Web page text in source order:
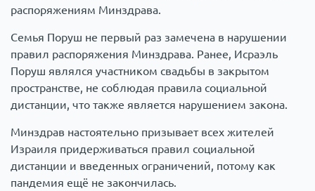
распоряжениям Минздрава.
Семья Поруш не первый раз замечена в нарушении
правил распоряжения Минздрава. Ранее, Исраэль
Поруш являлся участником свадьбы в закрытом
пространстве, не соблюдая правила социальной
дистанции, что также является нарушением закона.
Минздрав настоятельно призывает всех жителей
Израиля придерживаться правил социальной
дистанции и введенных ограничений, потому как
пандемия ещё не закончилась.